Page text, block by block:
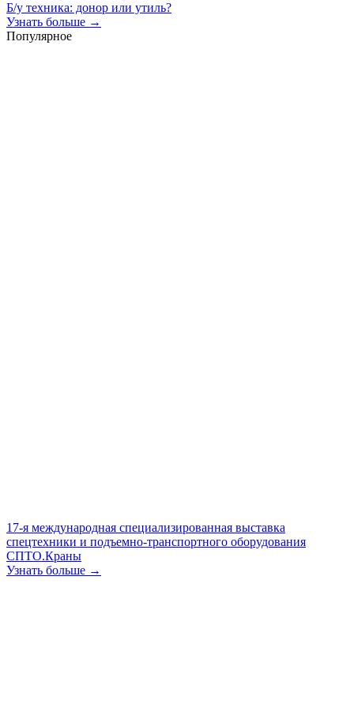
Б/у техника: донор или утиль?
Узнать больше →
Популярное
17-я международная специализированная выставка
спецтехники и подъемно-транспортного оборудования
СПТО.Краны
Узнать больше →